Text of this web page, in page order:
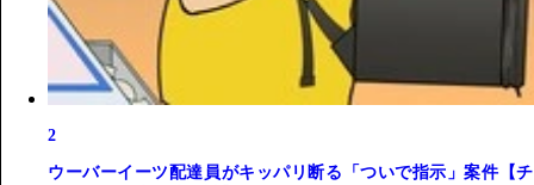
2
ウーバーイーツ配達員がキッパリ断る「ついで指示」案件【チ